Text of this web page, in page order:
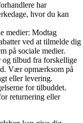
har
hvor du kan
medier: Modtag
ved at tilmelde dig
på sociale medier.
og tilbud fra forskellige
Vær opmærksom på
eller levering.
for tilbuddet.
returnering eller